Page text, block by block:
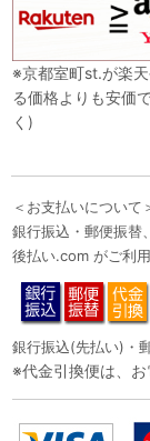
※京都室町st.が楽
る価格よりも安価
く)
＜お支払いについて
銀行振込・郵便振替
後払い.com がご利用
銀行振込(先払い)・
※代金引換便は、お